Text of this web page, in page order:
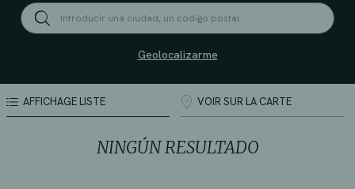
Geolocalizarme
AFFICHAGE LISTE VOIR SUR LA CARTE
NINGÚN RESULTADO